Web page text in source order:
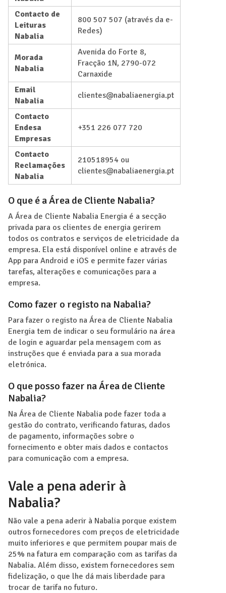
Contacto de
Leituras
Nabalia
800 507 507 (através da e-
Redes)
Morada
Nabalia
Avenida do Forte 8,
Fracção 1N, 2790-072
Carnaxide
Email
Nabalia
clientes@nabaliaenergia.pt
Contacto
Endesa
Empresas
+351 226 077 720
Contacto
Reclamações
Nabalia
210518954 ou
clientes@nabaliaenergia.pt
O que é a Área de Cliente Nabalia?
A Área de Cliente Nabalia Energia é a secção
privada para os clientes de energia gerirem
todos os contratos e serviços de eletricidade da
empresa. Ela está disponível online e através de
App para Android e iOS e permite fazer várias
tarefas, alterações e comunicações para a
empresa.
Como fazer o registo na Nabalia?
Para fazer o registo na Área de Cliente Nabalia
Energia tem de indicar o seu formulário na área
de login e aguardar pela mensagem com as
instruções que é enviada para a sua morada
eletrónica.
O que posso fazer na Área de Cliente
Nabalia?
Na Área de Cliente Nabalia pode fazer toda a
gestão do contrato, verificando faturas, dados
de pagamento, informações sobre o
fornecimento e obter mais dados e contactos
para comunicação com a empresa.
Vale a pena aderir à
Nabalia?
Não vale a pena aderir à Nabalia porque existem
outros fornecedores com preços de eletricidade
muito inferiores e que permitem poupar mais de
25% na fatura em comparação com as tarifas da
Nabalia. Além disso, existem fornecedores sem
fidelização, o que lhe dá mais liberdade para
trocar de tarifa no futuro.